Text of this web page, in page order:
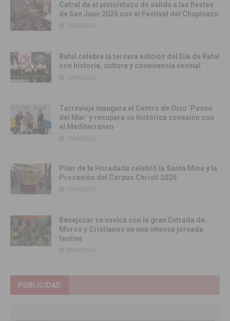
Catral da el pistoletazo de salida a las fiestas
de San Juan 2026 con el Festival del Chupinazo
13/06/2026
Rafal celebra la tercera edición del Día de Rafal
con historia, cultura y convivencia vecinal
13/06/2026
Torrevieja inaugura el Centro de Ocio ‘Paseo
del Mar’ y recupera su histórica conexión con
el Mediterráneo
12/06/2026
Pilar de la Horadada celebró la Santa Misa y la
Procesión del Corpus Christi 2026
11/06/2026
Benejúzar se vuelca con la gran Entrada de
Moros y Cristianos en una intensa jornada
festiva
09/06/2026
PUBLICIDAD